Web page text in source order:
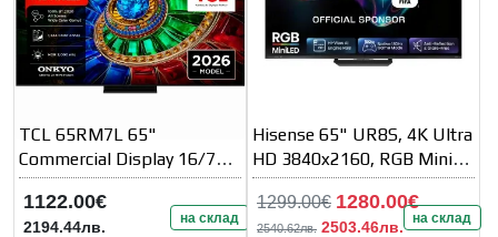
TCL 65RM7L 65"
Commercial Display 16/7
Operation Built-in 2.4/5GHz
Wi-Fi
1122.00€
2194.44лв. на склад
Hisense 65" UR8S, 4K Ultra
HD 3840x2160, RGB Mini
Led, DLED, Quantum Dot,
180Hz
1299.00€ 1280.00€
2540.62лв. 2503.46лв. на склад